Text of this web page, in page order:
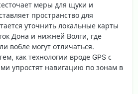
меры для щуки и
пространство для
уточнить локальные карты
Дона и нижней Волги, где
вобле могут отличаться.
как технологии вроде GPS с
упростят навигацию по зонам в